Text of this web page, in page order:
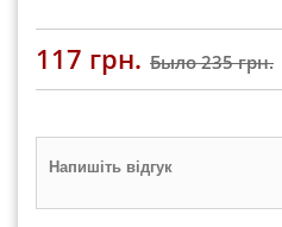
117 грн. Было235 грн.
Напишіть відгук